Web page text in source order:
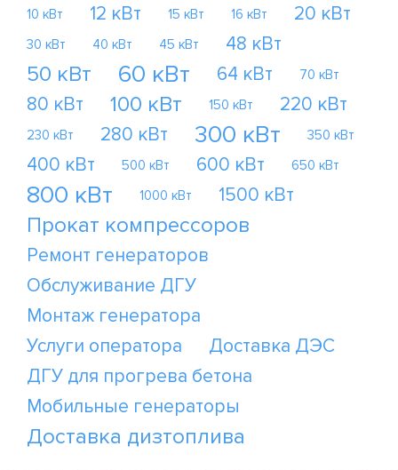
10 кВт 12 кВт 15 кВт 16 кВт 20 кВт
30 кВт 40 кВт 45 кВт 48 кВт
50 кВт 60 кВт 64 кВт 70 кВт
80 кВт 100 кВт 150 кВт 220 кВт
230 кВт 280 кВт 300 кВт 350 кВт
400 кВт 500 кВт 600 кВт 650 кВт
800 кВт 1000 кВт 1500 кВт
Прокат компрессоров
Ремонт генераторов
Обслуживание ДГУ
Монтаж генератора
Услуги оператора
Доставка ДЭС
ДГУ для прогрева бетона
Мобильные генераторы
Доставка дизтоплива